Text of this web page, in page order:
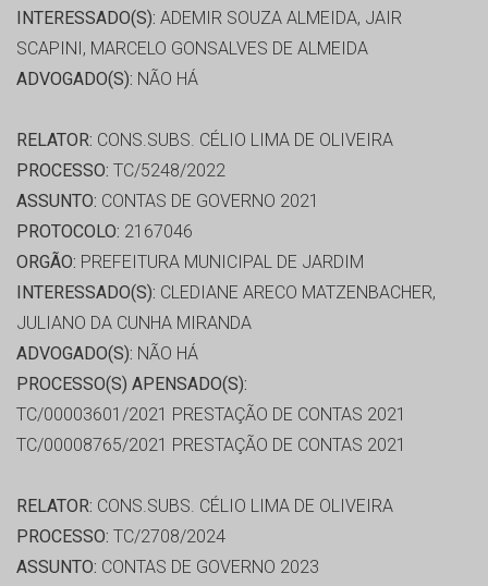
INTERESSADO(S): ADEMIR SOUZA ALMEIDA, JAIR
SCAPINI, MARCELO GONSALVES DE ALMEIDA
ADVOGADO(S): NÃO HÁ
RELATOR: CONS.SUBS. CÉLIO LIMA DE OLIVEIRA
PROCESSO: TC/5248/2022
ASSUNTO: CONTAS DE GOVERNO 2021
PROTOCOLO: 2167046
ORGÃO: PREFEITURA MUNICIPAL DE JARDIM
INTERESSADO(S): CLEDIANE ARECO MATZENBACHER,
JULIANO DA CUNHA MIRANDA
ADVOGADO(S): NÃO HÁ
PROCESSO(S) APENSADO(S):
TC/00003601/2021 PRESTAÇÃO DE CONTAS 2021
TC/00008765/2021 PRESTAÇÃO DE CONTAS 2021
RELATOR: CONS.SUBS. CÉLIO LIMA DE OLIVEIRA
PROCESSO: TC/2708/2024
ASSUNTO: CONTAS DE GOVERNO 2023